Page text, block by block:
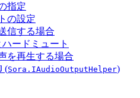
指定
の設定
信する場合
ードミュート
を再生する場合
(Sora.IAudioOutputHelper)